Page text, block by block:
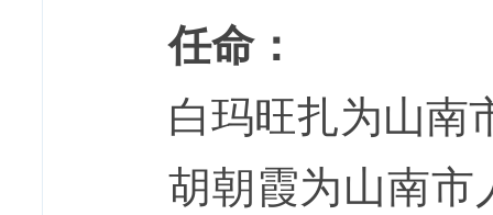
任命：
白玛旺扎为山南
胡朝霞为山南市